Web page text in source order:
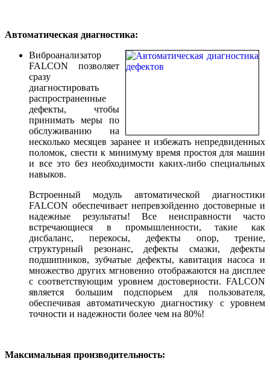
Автоматическая диагностика:
Виброанализатор
FALCON позволяет
сразу
диагностировать
распространенные
дефекты, чтобы
принимать меры по
обслуживанию на
несколько месяцев заранее и избежать непредвиденных
поломок, свести к минимуму время простоя для машин
и все это без необходимости каких-либо специальных
навыков.
Встроенный модуль автоматической диагностики
FALCON обеспечивает непревзойденно достоверные и
надежные результаты! Все неисправности часто
встречающиеся в промышленности, такие как
дисбаланс, перекосы, дефекты опор, трение,
структурный резонанс, дефекты смазки, дефекты
подшипников, зубчатые дефекты, кавитация насоса и
множество других мгновенно отображаются на дисплее
с соответствующим уровнем достоверности. FALCON
является большим подспорьем для пользователя,
обеспечивая автоматическую диагностику с уровнем
точности и надежности более чем на 80%!
Максимальная производительность: